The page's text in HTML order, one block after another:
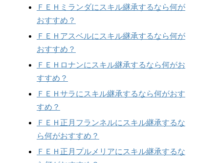
ＦＥＨミランダにスキル継承するなら何が
おすすめ？
ＦＥＨアスベルにスキル継承するなら何が
おすすめ？
ＦＥＨロナンにスキル継承するなら何がお
すすめ？
ＦＥＨサラにスキル継承するなら何がおす
すめ？
ＦＥＨ正月フランネルにスキル継承するな
ら何がおすすめ？
ＦＥＨ正月プルメリアにスキル継承するな